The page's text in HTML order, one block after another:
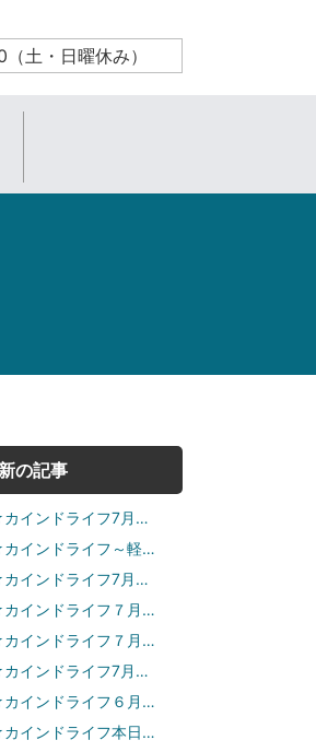
土・日曜休み）
の記事
インドライフ7月…
インドライフ～軽…
インドライフ7月…
インドライフ７月…
インドライフ７月…
インドライフ7月…
インドライフ６月…
インドライフ本日…